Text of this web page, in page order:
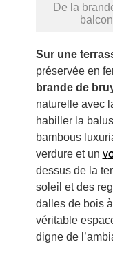
De la
Sur une
préservée en
brande de
naturelle avec
habiller la
bambous
verdure et un v
dessus de la
soleil et des
dalles de bois
véritable
digne de